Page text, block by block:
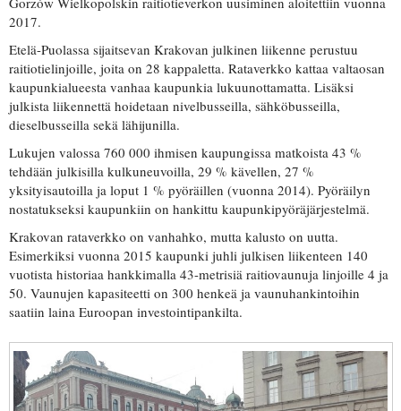
2017.
Etelä-Puolassa sijaitsevan Krakovan julkinen liikenne perustuu
raitiotielinjoille, joita on 28 kappaletta. Rataverkko kattaa valtaosan
kaupunkialueesta vanhaa kaupunkia lukuunottamatta. Lisäksi
julkista liikennettä hoidetaan nivelbusseilla, sähköbusseilla,
dieselbusseilla sekä lähijunilla.
Lukujen valossa 760 000 ihmisen kaupungissa matkoista 43 %
tehdään julkisilla kulkuneuvoilla, 29 % kävellen, 27 %
yksityisautoilla ja loput 1 % pyöräillen (vuonna 2014). Pyöräilyn
nostatukseksi kaupunkiin on hankittu kaupunkipyöräjärjestelmä.
Krakovan rataverkko on vanhahko, mutta kalusto on uutta.
Esimerkiksi vuonna 2015 kaupunki juhli julkisen liikenteen 140
vuotista historiaa hankkimalla 43-metrisiä raitiovaunuja linjoille 4 ja
50. Vaunujen kapasiteetti on 300 henkeä ja vaunuhankintoihin
saatiin laina Euroopan investointipankilta.